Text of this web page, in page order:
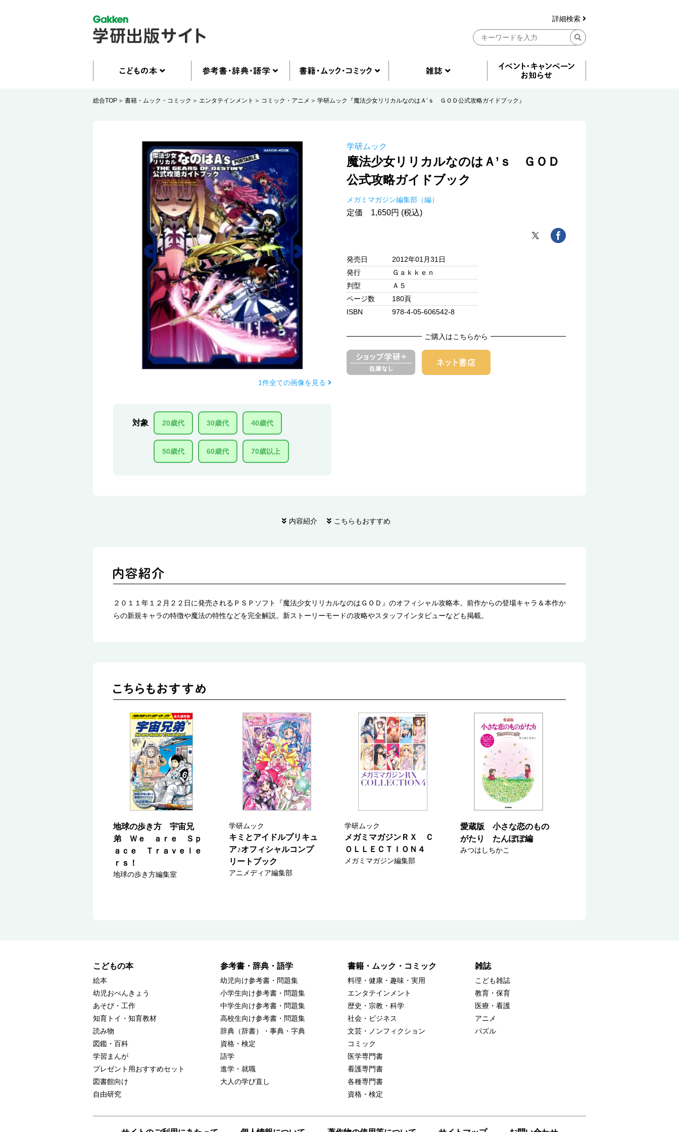
詳細検索
総合TOP 書籍・ムック・コミック エンタテインメント コミック・アニメ 学研ムック『魔法少女リリカルなのはＡ’ｓ ＧＯＤ公式攻略ガイドブック』
1件全ての画像を見る
対象 20歳代 30歳代 40歳代
50歳代 60歳代 70歳以上
学研ムック
魔法少女リリカルなのはＡ’ｓ ＧＯＤ
公式攻略ガイドブック
メガミマガジン編集部（編）
定価 1,650円 (税込)
発売日
2012年01月31日
発行
Ｇａｋｋｅｎ
判型
Ａ５
ページ数
180頁
ISBN
978-4-05-606542-8
ご購入はこちらから
内容紹介 こちらもおすすめ
２０１１年１２月２２日に発売されるＰＳＰソフト『魔法少女リリカルなのはＧＯＤ』のオフィシャル攻略本。前作からの登場キャラ＆本作か
らの新規キャラの特徴や魔法の特性などを完全解説。新ストーリーモードの攻略やスタッフインタビューなども掲載。
地球の歩き方 宇宙兄
弟 Ｗｅ ａｒｅ Ｓｐ
ａｃｅ Ｔｒａｖｅｌｅ
ｒｓ！
地球の歩き方編集室
学研ムック
キミとアイドルプリキュ
ア♪オフィシャルコンプ
リートブック
アニメディア編集部
学研ムック
メガミマガジンＲＸ Ｃ
ＯＬＬＥＣＴＩＯＮ４
メガミマガジン編集部
愛蔵版 小さな恋のもの
がたり たんぽぽ編
みつはしちかこ
こどもの本
絵本
幼児おべんきょう
あそび・工作
知育トイ・知育教材
読み物
図鑑・百科
学習まんが
プレゼント用おすすめセット
図書館向け
自由研究
参考書・辞典・語学
幼児向け参考書・問題集
小学生向け参考書・問題集
中学生向け参考書・問題集
高校生向け参考書・問題集
辞典（辞書）・事典・字典
資格・検定
語学
進学・就職
大人の学び直し
書籍・ムック・コミック
料理・健康・趣味・実用
エンタテインメント
歴史・宗教・科学
社会・ビジネス
文芸・ノンフィクション
コミック
医学専門書
看護専門書
各種専門書
資格・検定
雑誌
こども雑誌
教育・保育
医療・看護
アニメ
パズル